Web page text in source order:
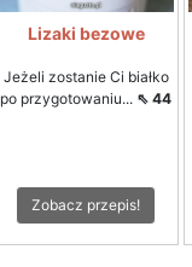
Lizaki bezowe
Jeżeli zostanie Ci białko
po przygotowaniu... ⇖ 44
Zobacz przepis!